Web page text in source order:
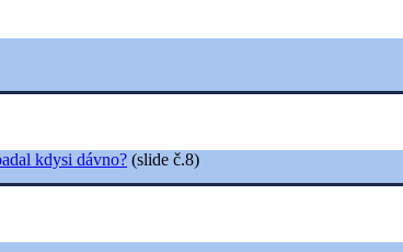
kdysi dávno? (slide č.8)